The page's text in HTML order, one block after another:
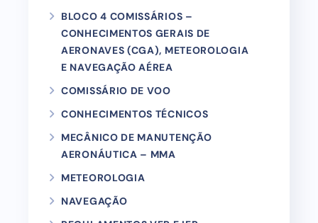
BLOCO 4 COMISSÁRIOS –
CONHECIMENTOS GERAIS DE
AERONAVES (CGA), METEOROLOGIA
E NAVEGAÇÃO AÉREA
COMISSÁRIO DE VOO
CONHECIMENTOS TÉCNICOS
MECÂNICO DE MANUTENÇÃO
AERONÁUTICA – MMA
METEOROLOGIA
NAVEGAÇÃO